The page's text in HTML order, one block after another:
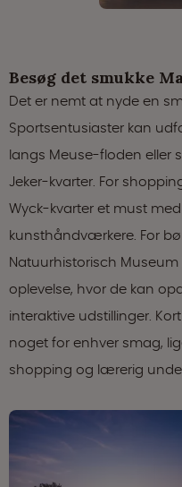
Besøg det smukke
Det er nemt at nyde en
Sportsentusiaster kan
langs Meuse-floden eller
Jeker-kvarter. For
Wyck-kvarter et must
kunsthåndværkere. For
Natuurhistorisch
oplevelse, hvor de kan
interaktive udstillinger.
noget for enhver smag,
shopping og lærerig